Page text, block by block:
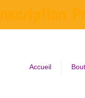
Inscription
Accueil